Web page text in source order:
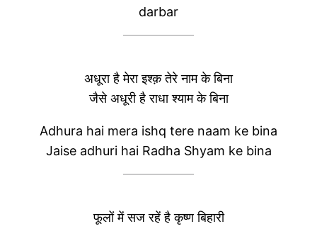
darbar
अधूरा है मेरा इश्क़ तेरे नाम के बिना
जैसे अधूरी है राधा श्याम के बिना
Adhura hai mera ishq tere naam ke bina
Jaise adhuri hai Radha Shyam ke bina
फूलों में सज रहें है कृष्ण बिहारी